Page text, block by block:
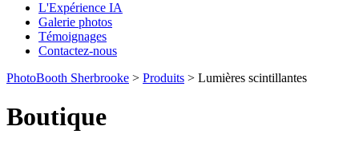
L'Expérience IA
Galerie photos
Témoignages
Contactez-nous
PhotoBooth Sherbrooke > Produits > Lumières scintillantes
Boutique